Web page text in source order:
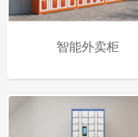
智能外卖柜